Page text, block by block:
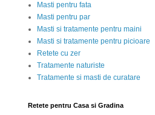
Masti pentru fata
Masti pentru par
Masti si tratamente pentru maini
Masti si tratamente pentru picioare
Retete cu zer
Tratamente naturiste
Tratamente si masti de curatare
Retete pentru Casa si Gradina